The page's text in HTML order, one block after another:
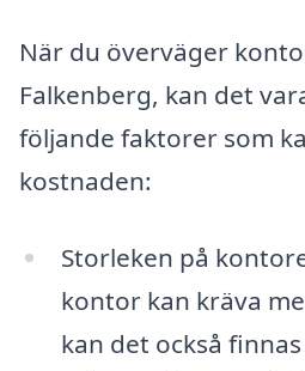
När du överväger
Falkenberg, kan det
följande faktorer som
kostnaden:
Storleken på
kontor kan kräva
kan det också